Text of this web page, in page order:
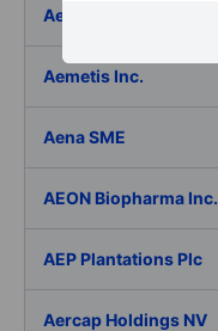
Aeluma Inc.
Aemetis Inc.
Aena SME
AEON Biopharma Inc.
AEP Plantations Plc
Aercap Holdings NV